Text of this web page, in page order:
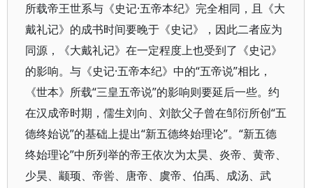
所载帝王世系与《史记·五帝本纪》完全相同，且《大
戴礼记》的成书时间要晚于《史记》，因此二者应为
同源，《大戴礼记》在一定程度上也受到了《史记》
的影响。与《史记·五帝本纪》中的“五帝说”相比，
《世本》所载“三皇五帝说”的影响则要延后一些。约
在汉成帝时期，儒生刘向、刘歆父子曾在邹衍所创“五
德终始说”的基础上提出“新五德终始理论”。“新五德
终始理论”中所列举的帝王依次为太昊、炎帝、黄帝、
少昊、颛顼、帝喾、唐帝、虞帝、伯禹、成汤、武